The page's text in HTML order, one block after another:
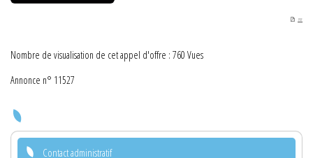
PDF
Nombre de visualisation de cet appel d'offre : 760 Vues
Annonce n° 11527
Contact administratif